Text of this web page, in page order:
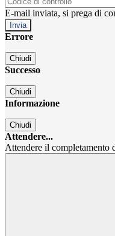
E-mail inviata, si prega di
Errore
Chiudi
Successo
Chiudi
Informazione
Chiudi
Attendere...
Attendere il completamento